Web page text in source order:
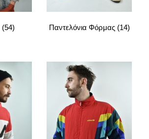
(54) Παντελόνια Φόρμας (14)